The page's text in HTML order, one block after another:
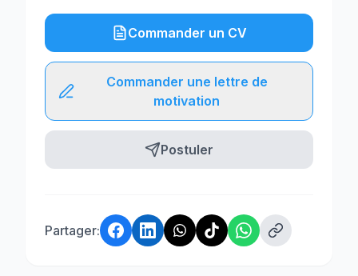
Commander un CV
Commander une lettre de
motivation
Postuler
Partager: